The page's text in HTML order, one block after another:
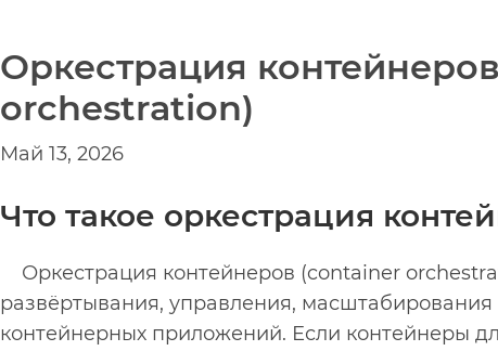
Оркестрация
orchestration)
Май 13, 2026
Что такое оркестрация
Оркестрация контейнеров (container
развёртывания, управления, масштабирования
контейнерных приложений. Если контейнеры